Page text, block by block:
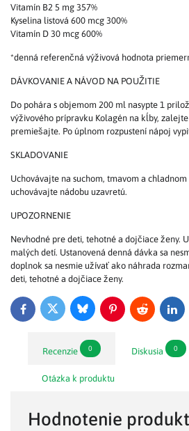
Vitamín B2 5 mg 357%
Kyselina listová 600 mcg 300%
Vitamín D 30 mcg 600%
*denná referenčná výživová hodnota
DÁVKOVANIE A NÁVOD NA POUŽITIE
Do pohára s objemom 200 ml nasypte 1
výživového prípravku Kolagén na kĺby,
premiešajte. Po úplnom rozpustení nápoj
SKLADOVANIE
Uchovávajte na suchom, tmavom a
uchovávajte nádobu uzavretú.
UPOZORNENIE
Nevhodné pre deti, tehotné a dojčiace ženy.
malých detí. Ustanovená denná dávka sa
doplnok sa nesmie užívať ako náhrada
deti, tehotné a dojčiace ženy.
FacebookTwitter BlueskyPinterestReddit
Recenzie 0 Diskusia 0
Otázka k produktu
Hodnotenie